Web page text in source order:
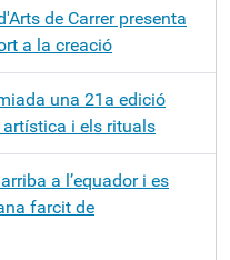
de Carrer presenta
a la creació
una 21a edició
i els rituals
a l’equador i es
farcit de